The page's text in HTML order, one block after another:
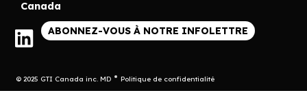
Canada
ABONNEZ-VOUS À NOTRE INFOLETTRE
© 2025 GTI Canada inc. MD Politique de confidentialité